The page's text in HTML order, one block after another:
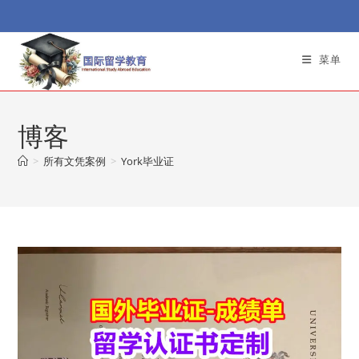
to
content
菜单
博客
> 所有文凭案例 > York毕业证